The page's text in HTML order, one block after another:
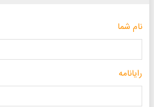
نام شما
رایانامه